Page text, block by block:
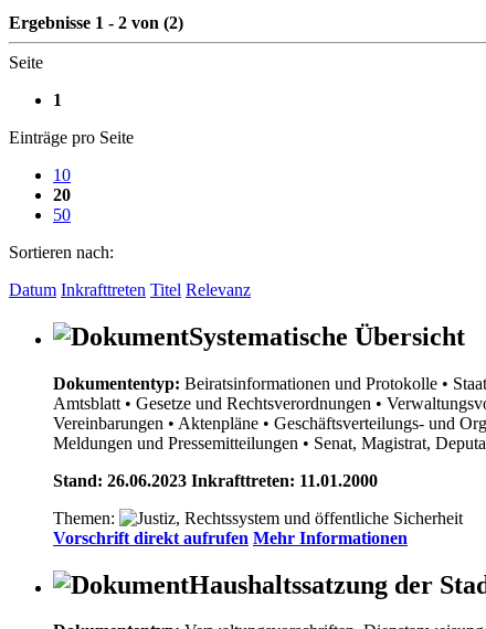
Ergebnisse 1 - 2 von (2)
Seite
1
Einträge pro Seite
10
20
50
Sortieren nach:
Datum Inkrafttreten Titel Relevanz
Systematische Übersicht
Dokumententyp: Beiratsinformationen und Protokolle •
Amtsblatt • Gesetze und Rechtsverordnungen •
Vereinbarungen • Aktenpläne • Geschäftsverteilungs- und
Meldungen und Pressemitteilungen • Senat, Magistrat,
Stand: 26.06.2023 Inkrafttreten: 11.01.2000
Themen:
Vorschrift direkt aufrufen Mehr Informationen
Haushaltssatzung der